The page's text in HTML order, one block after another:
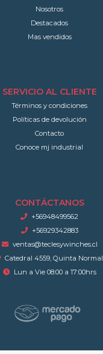
Nosotros
Destacados
Mas vendidos
SERVICIO AL CLIENTE
Términos y condiciones
Políticas de devolución
Contacto
Conoce mj industrial
CONTÁCTANOS
+56948499562
+56929342883
ventas@teclesywinches.cl
Catedral 4559, Quinta Normal
Lun a Vie 08:00 a 17:00hrs